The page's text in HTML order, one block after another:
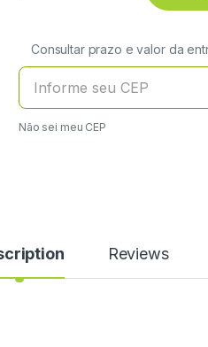
Consultar prazo e valor da
Não sei meu CEP
Reviews